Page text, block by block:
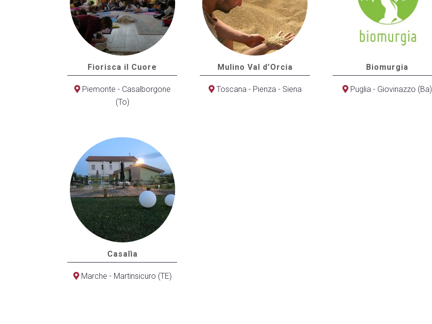
Fiorisca il Cuore
Piemonte - Casalborgone
(To)
Mulino Val d’Orcia
Toscana - Pienza - Siena
Biomurgia
Puglia - Giovinazzo (Ba)
Casalìa
Marche - Martinsicuro (TE)